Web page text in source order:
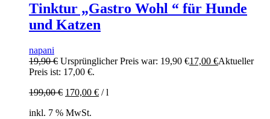
Tinktur „Gastro Wohl “ für Hunde
und Katzen
napani
19,90€ Ursprünglicher Preis war: 19,90 €17,00 €Aktueller
Preis ist: 17,00 €.
199,00€ 170,00 € /l
inkl. 7 % MwSt.